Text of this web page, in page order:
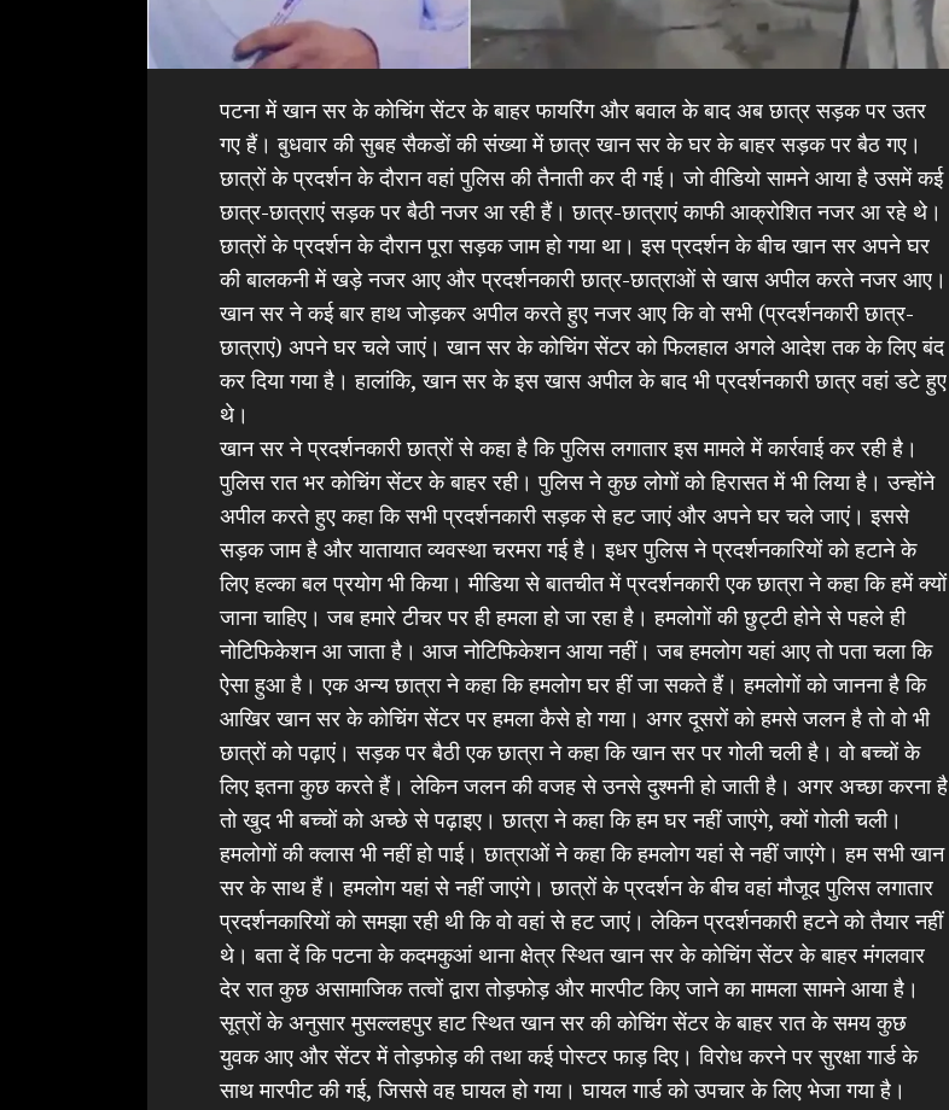
पटना में खान सर के कोचिंग सेंटर के बाहर फायरिंग और बवाल के बाद अब छात्र सड़क पर उतर
गए हैं। बुधवार की सुबह सैकडों की संख्या में छात्र खान सर के घर के बाहर सड़क पर बैठ गए।
छात्रों के प्रदर्शन के दौरान वहां पुलिस की तैनाती कर दी गई। जो वीडियो सामने आया है उसमें कई
छात्र-छात्राएं सड़क पर बैठी नजर आ रही हैं। छात्र-छात्राएं काफी आक्रोशित नजर आ रहे थे।
छात्रों के प्रदर्शन के दौरान पूरा सड़क जाम हो गया था। इस प्रदर्शन के बीच खान सर अपने घर
की बालकनी में खड़े नजर आए और प्रदर्शनकारी छात्र-छात्राओं से खास अपील करते नजर आए।
खान सर ने कई बार हाथ जोड़कर अपील करते हुए नजर आए कि वो सभी (प्रदर्शनकारी छात्र-
छात्राएं) अपने घर चले जाएं। खान सर के कोचिंग सेंटर को फिलहाल अगले आदेश तक के लिए बंद
कर दिया गया है। हालांकि, खान सर के इस खास अपील के बाद भी प्रदर्शनकारी छात्र वहां डटे हुए
थे।
खान सर ने प्रदर्शनकारी छात्रों से कहा है कि पुलिस लगातार इस मामले में कार्रवाई कर रही है।
पुलिस रात भर कोचिंग सेंटर के बाहर रही। पुलिस ने कुछ लोगों को हिरासत में भी लिया है। उन्होंने
अपील करते हुए कहा कि सभी प्रदर्शनकारी सड़क से हट जाएं और अपने घर चले जाएं। इससे
सड़क जाम है और यातायात व्यवस्था चरमरा गई है। इधर पुलिस ने प्रदर्शनकारियों को हटाने के
लिए हल्का बल प्रयोग भी किया। मीडिया से बातचीत में प्रदर्शनकारी एक छात्रा ने कहा कि हमें क्यों
जाना चाहिए। जब हमारे टीचर पर ही हमला हो जा रहा है। हमलोगों की छुट्टी होने से पहले ही
नोटिफिकेशन आ जाता है। आज नोटिफिकेशन आया नहीं। जब हमलोग यहां आए तो पता चला कि
ऐसा हुआ है। एक अन्य छात्रा ने कहा कि हमलोग घर हीं जा सकते हैं। हमलोगों को जानना है कि
आखिर खान सर के कोचिंग सेंटर पर हमला कैसे हो गया। अगर दूसरों को हमसे जलन है तो वो भी
छात्रों को पढ़ाएं। सड़क पर बैठी एक छात्रा ने कहा कि खान सर पर गोली चली है। वो बच्चों के
लिए इतना कुछ करते हैं। लेकिन जलन की वजह से उनसे दुश्मनी हो जाती है। अगर अच्छा करना है
तो खुद भी बच्चों को अच्छे से पढ़ाइए। छात्रा ने कहा कि हम घर नहीं जाएंगे, क्यों गोली चली।
हमलोगों की क्लास भी नहीं हो पाई। छात्राओं ने कहा कि हमलोग यहां से नहीं जाएंगे। हम सभी खान
सर के साथ हैं। हमलोग यहां से नहीं जाएंगे। छात्रों के प्रदर्शन के बीच वहां मौजूद पुलिस लगातार
प्रदर्शनकारियों को समझा रही थी कि वो वहां से हट जाएं। लेकिन प्रदर्शनकारी हटने को तैयार नहीं
थे। बता दें कि पटना के कदमकुआं थाना क्षेत्र स्थित खान सर के कोचिंग सेंटर के बाहर मंगलवार
देर रात कुछ असामाजिक तत्वों द्वारा तोड़फोड़ और मारपीट किए जाने का मामला सामने आया है।
सूत्रों के अनुसार मुसल्लहपुर हाट स्थित खान सर की कोचिंग सेंटर के बाहर रात के समय कुछ
युवक आए और सेंटर में तोड़फोड़ की तथा कई पोस्टर फाड़ दिए। विरोध करने पर सुरक्षा गार्ड के
साथ मारपीट की गई, जिससे वह घायल हो गया। घायल गार्ड को उपचार के लिए भेजा गया है।